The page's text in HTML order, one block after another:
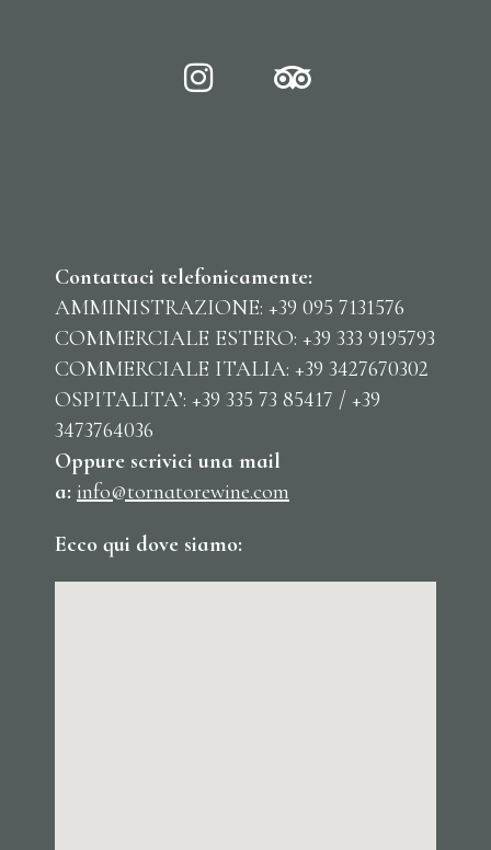
Contattaci telefonicamente:
AMMINISTRAZIONE: +39 095 7131576
COMMERCIALE ESTERO: +39 333 9195793
COMMERCIALE ITALIA: +39 3427670302
OSPITALITA’: +39 335 73 85417 / +39
3473764036
Oppure scrivici una mail
a: info@tornatorewine.com
Ecco qui dove siamo: